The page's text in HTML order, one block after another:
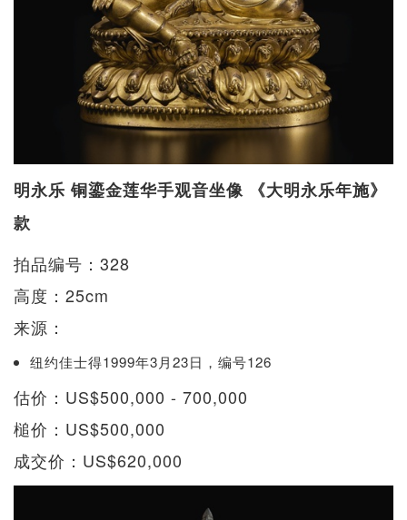
明永乐 铜鎏金莲华手观音坐像 《大明永乐年施》
款
拍品编号：328
高度：25cm
来源：
纽约佳士得1999年3月23日，编号126
估价：US$500,000 - 700,000
槌价：US$500,000
成交价：US$620,000